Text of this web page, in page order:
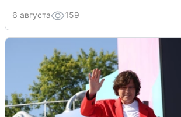
6 августа 159